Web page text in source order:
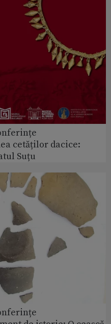
cetăților dacice:
Suțu